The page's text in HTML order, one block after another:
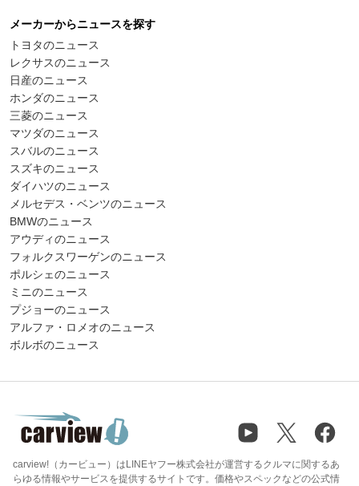
メーカーからニュースを探す
トヨタのニュース
レクサスのニュース
日産のニュース
ホンダのニュース
三菱のニュース
マツダのニュース
スバルのニュース
スズキのニュース
ダイハツのニュース
メルセデス・ベンツのニュース
BMWのニュース
アウディのニュース
フォルクスワーゲンのニュース
ポルシェのニュース
ミニのニュース
プジョーのニュース
アルファ・ロメオのニュース
ボルボのニュース
carview!（カービュー）はLINEヤフー株式会社が運営するクルマに関するあ
らゆる情報やサービスを提供するサイトです。価格やスペックなどの公式情